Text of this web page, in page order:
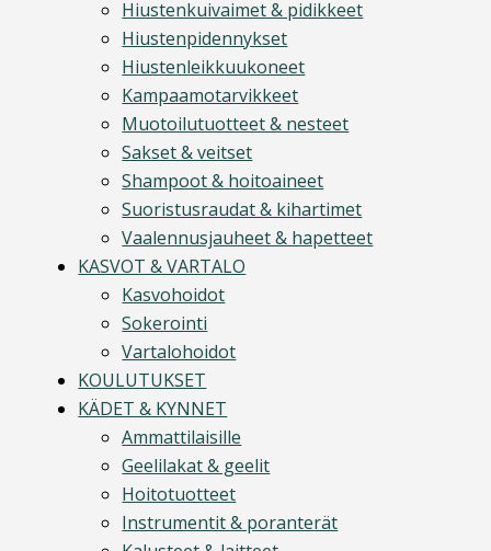
Hiustenkuivaimet & pidikkeet
Hiustenpidennykset
Hiustenleikkuukoneet
Kampaamotarvikkeet
Muotoilutuotteet & nesteet
Sakset & veitset
Shampoot & hoitoaineet
Suoristusraudat & kihartimet
Vaalennusjauheet & hapetteet
KASVOT & VARTALO
Kasvohoidot
Sokerointi
Vartalohoidot
KOULUTUKSET
KÄDET & KYNNET
Ammattilaisille
Geelilakat & geelit
Hoitotuotteet
Instrumentit & poranterät